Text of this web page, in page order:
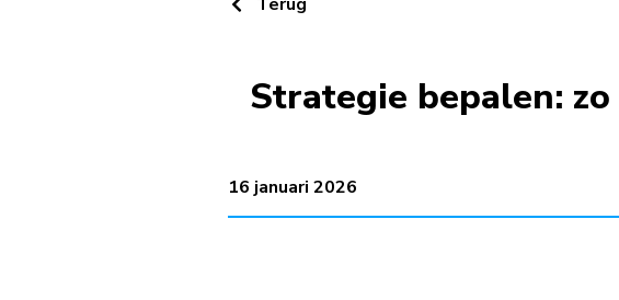
Strategie bepalen:
16 januari 2026